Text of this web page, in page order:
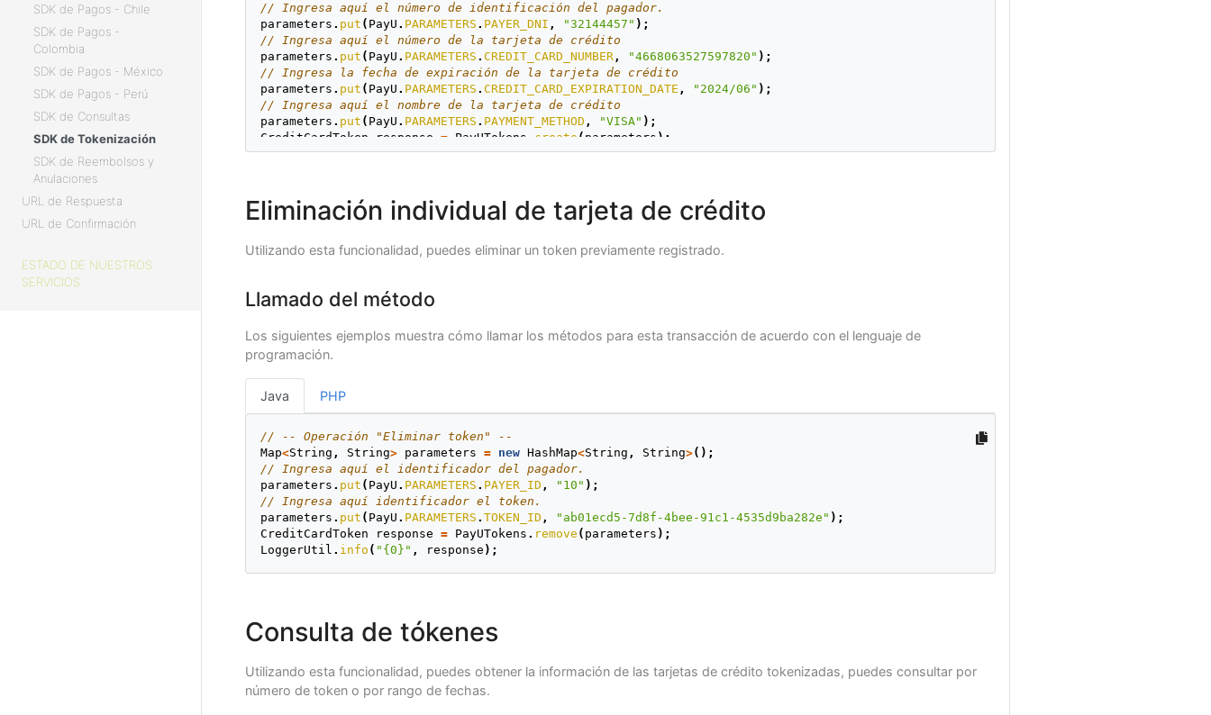
SDK de Pagos - Chile
SDK de Pagos -
Colombia
SDK de Pagos - México
SDK de Pagos - Perú
SDK de Consultas
SDK de Tokenización
SDK de Reembolsos y
Anulaciones
URL de Respuesta
URL de Confirmación
ESTADO DE NUESTROS
SERVICIOS
// Ingresa aquí el número de identificación del pagador.
parameters . put ( PayU . PARAMETERS . PAYER_DNI , "32144457" );
// Ingresa aquí el número de la tarjeta de crédito
parameters . put ( PayU . PARAMETERS . CREDIT_CARD_NUMBER, "4668063527597820" );
// Ingresa la fecha de expiración de la tarjeta de crédito
parameters . put ( PayU . PARAMETERS . CREDIT_CARD_EXPIRATION_DATE , "2024/06" );
// Ingresa aquí el nombre de la tarjeta de crédito
parameters . put ( PayU . PARAMETERS . PAYMENT_METHOD , "VISA" );
CreditCardToken
response = PayUTokens create ( parameters );
response . getMaskedNumber();
response .getPayerId ();
response.getPaymentMethod();
Eliminación individual de tarjeta de crédito
Utilizando esta funcionalidad, puedes eliminar un token previamente registrado.
Llamado del método
Los siguientes ejemplos muestra cómo llamar los métodos para esta transacción de acuerdo con el lenguaje de
programación.
Java PHP
// -- Operación "Eliminar token" --
Map<String , String> parameters = new HashMap<String , String>();
// Ingresa aquí el identificador del pagador.
parameters . put ( PayU . PARAMETERS . PAYER_ID , "10" );
// Ingresa aquí identificador el token.
parameters . put ( PayU . PARAMETERS . TOKEN_ID , "ab01ecd5-7d8f-4bee-91c1-4535d9ba282e" );
CreditCardToken
response = PayUTokens . remove ( parameters );
LoggerUtil . info ( "{0}" , response );
Consulta de tókenes
Utilizando esta funcionalidad, puedes obtener la información de las tarjetas de crédito tokenizadas, puedes consultar por
número de token o por rango de fechas.